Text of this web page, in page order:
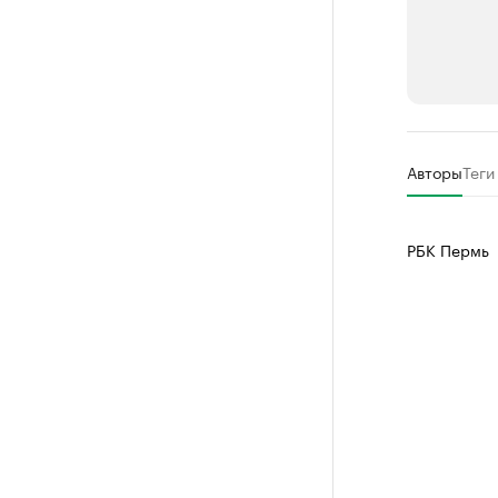
АвторыТеги
РБК Пермь